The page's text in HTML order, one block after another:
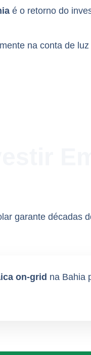
é o retorno do
na conta de
garante décadas
on-grid na Bahia